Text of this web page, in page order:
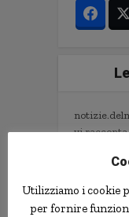
vi
ladri
Utilizziamo i cookie
per fornire